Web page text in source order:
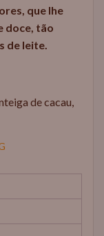
que lhe
doce, tão
de leite.
de cacau,